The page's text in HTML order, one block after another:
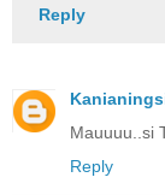
Reply
Mauuuu..si
Reply